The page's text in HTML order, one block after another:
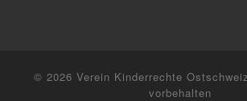
© 2026 Verein Kinderrechte Ostschweiz
vorbehalten